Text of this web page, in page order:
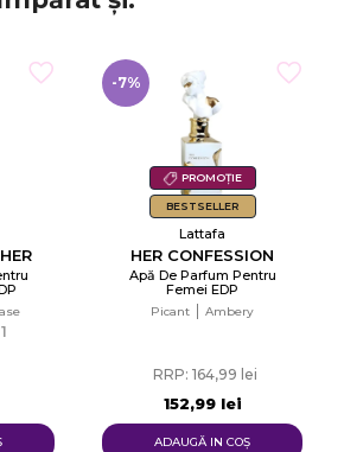
1
PROMOȚIE
BESTSELLER
-7%
Lattafa
HER CONFESSION
Apă De Parfum Pentru
Femei EDP
Picant Ambery
RRP: 164,99 lei
152,99 lei
ADAUGĂ IN COŞ